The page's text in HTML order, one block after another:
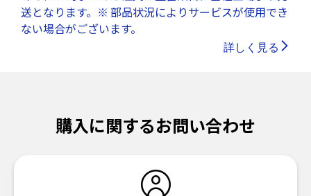
送となります。※ 部品状況によりサービスが使用でき
ない場合がございます。
詳しく見る
購入に関するお問い合わせ